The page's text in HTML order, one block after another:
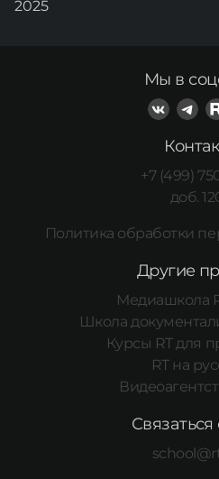
2025
Мы в
+7 (499)
доб.
Политика обработки
Другие
Медиашкола
Школа
Курсы RT для
RT на